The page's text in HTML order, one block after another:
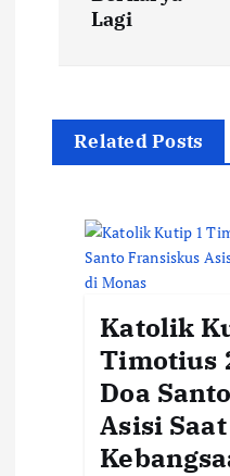
g
Lagi
Related Posts
Katolik
Timotius
Doa
Asisi